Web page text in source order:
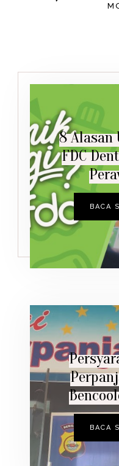
8
FDC
BACA
BACA